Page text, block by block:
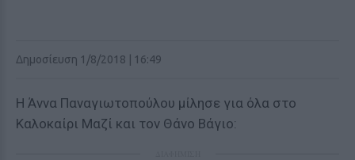
Δημοσίευση 1/8/2018 | 16:49
Η Άννα Παναγιωτοπούλου μίλησε για όλα στο
Καλοκαίρι Μαζί και τον Θάνο Βάγιο: